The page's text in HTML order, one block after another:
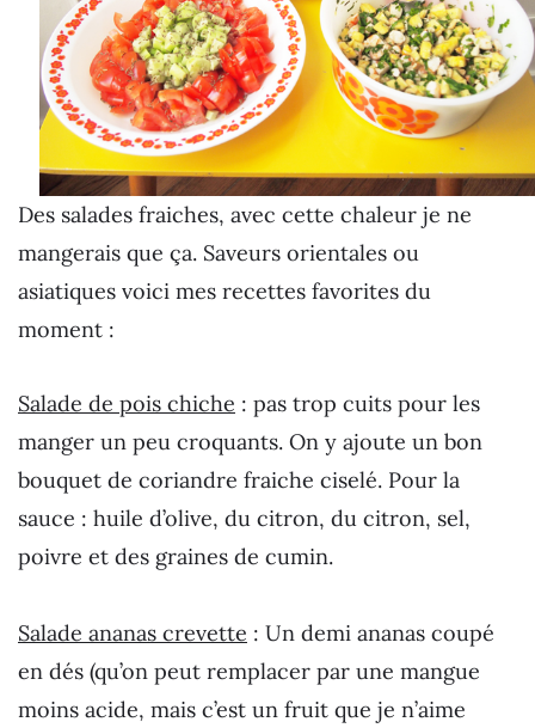
Des salades fraiches, avec cette chaleur je ne
mangerais que ça. Saveurs orientales ou
asiatiques voici mes recettes favorites du
moment :
Salade de pois chiche : pas trop cuits pour les
manger un peu croquants. On y ajoute un bon
bouquet de coriandre fraiche ciselé. Pour la
sauce : huile d’olive, du citron, du citron, sel,
poivre et des graines de cumin.
Salade ananas crevette : Un demi ananas coupé
en dés (qu’on peut remplacer par une mangue
moins acide, mais c’est un fruit que je n’aime